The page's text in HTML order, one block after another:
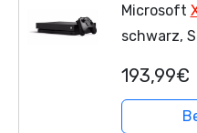
Microsoft
schwarz,
193,99€